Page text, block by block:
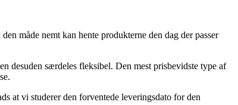
måde nemt kan hente produkterne den dag der passer
desuden særdeles fleksibel. Den mest prisbevidste type af
at vi studerer den forventede leveringsdato for den